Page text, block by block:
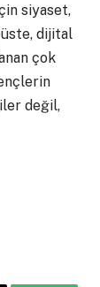
siyaset,
dijital
çok
değil,